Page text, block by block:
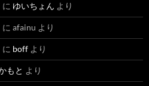
に ゆいちょん より
に afainu より
に boff より
もと より